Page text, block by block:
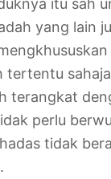
yang lain
tertentu
terangkat
perlu
tidak